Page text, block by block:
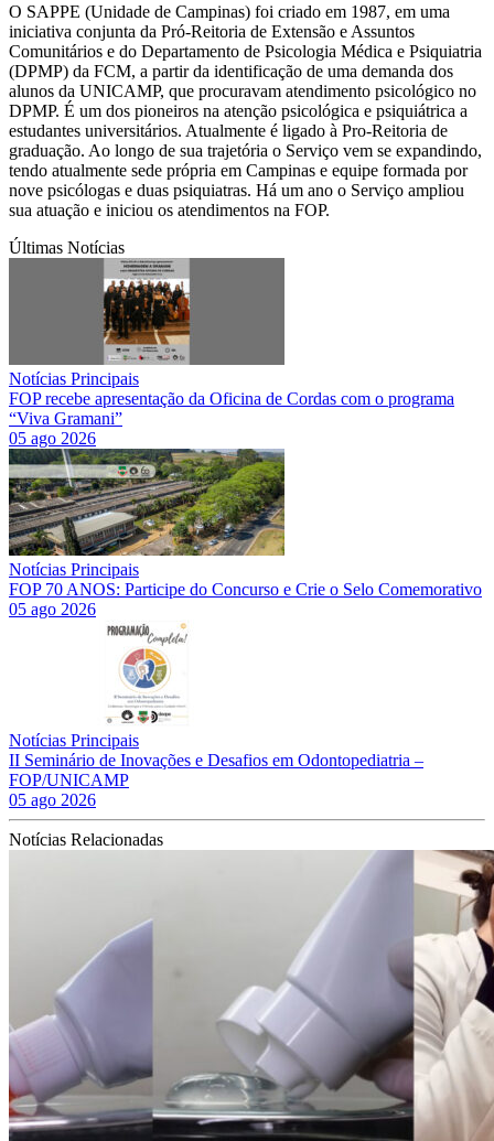
O SAPPE (Unidade de Campinas) foi criado em 1987, em uma
iniciativa conjunta da Pró-Reitoria de Extensão e Assuntos
Comunitários e do Departamento de Psicologia Médica e Psiquiatria
(DPMP) da FCM, a partir da identificação de uma demanda dos
alunos da UNICAMP, que procuravam atendimento psicológico no
DPMP. É um dos pioneiros na atenção psicológica e psiquiátrica a
estudantes universitários. Atualmente é ligado à Pro-Reitoria de
graduação. Ao longo de sua trajetória o Serviço vem se expandindo,
tendo atualmente sede própria em Campinas e equipe formada por
nove psicólogas e duas psiquiatras. Há um ano o Serviço ampliou
sua atuação e iniciou os atendimentos na FOP.
Últimas Notícias
Notícias Principais
FOP recebe apresentação da Oficina de Cordas com o programa
“Viva Gramani”
05 ago 2026
Notícias Principais
FOP 70 ANOS: Participe do Concurso e Crie o Selo Comemorativo
05 ago 2026
Notícias Principais
II Seminário de Inovações e Desafios em Odontopediatria –
FOP/UNICAMP
05 ago 2026
Notícias Relacionadas